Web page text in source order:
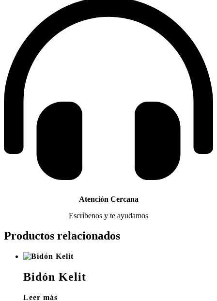
Atención Cercana
Escríbenos y te ayudamos
Productos relacionados
Bidón Kelit
Leer más